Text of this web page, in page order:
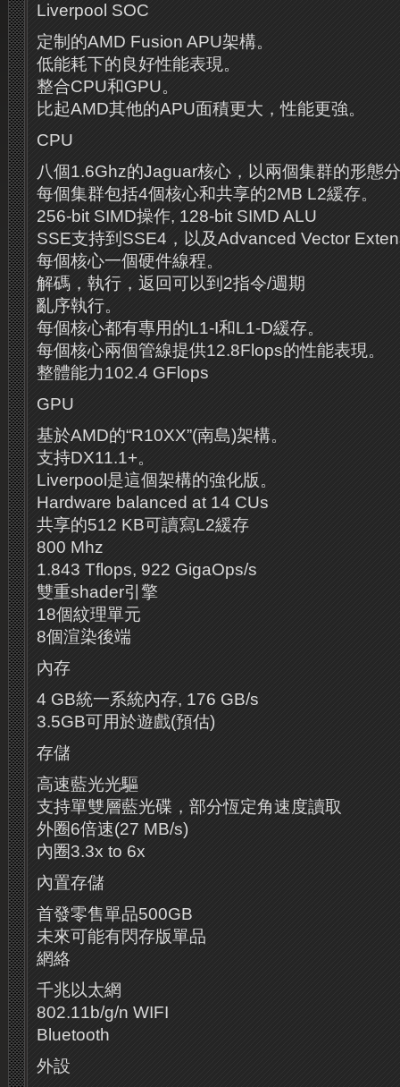
Liverpool SOC
定制的AMD Fusion APU架構。
低能耗下的良好性能表現。
整合CPU和GPU。
比起AMD其他的APU面積更大，性能更強。
CPU
八個1.6Ghz的Jaguar核心，以兩個集群的形態
每個集群包括4個核心和共享的2MB L2緩存。
256-bit SIMD操作, 128-bit SIMD ALU
SSE支持到SSE4，以及Advanced Vector
每個核心一個硬件線程。
解碼，執行，返回可以到2指令/週期
亂序執行。
每個核心都有專用的L1-I和L1-D緩存。
每個核心兩個管線提供12.8Flops的性能表現。
整體能力102.4 GFlops
GPU
基於AMD的“R10XX”(南島)架構。
支持DX11.1+。
Liverpool是這個架構的強化版。
Hardware balanced at 14 CUs
共享的512 KB可讀寫L2緩存
800 Mhz
1.843 Tflops, 922 GigaOps/s
雙重shader引擎
18個紋理單元
8個渲染後端
內存
4 GB統一系統內存, 176 GB/s
3.5GB可用於遊戲(預估)
存儲
高速藍光光驅
支持單雙層藍光碟，部分恆定角速度讀取
外圈6倍速(27 MB/s)
內圈3.3x to 6x
內置存儲
首發零售單品500GB
未來可能有閃存版單品
網絡
千兆以太網
802.11b/g/n WIFI
Bluetooth
外設